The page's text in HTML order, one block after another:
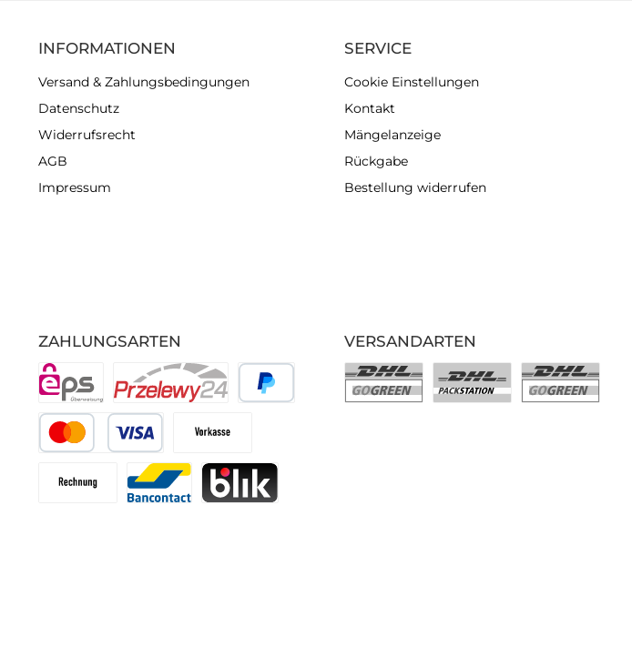
ZAHLUNGSARTEN
INFORMATIONEN
Versand & Zahlungsbedingungen
Datenschutz
Widerrufsrecht
AGB
Impressum
SERVICE
Cookie Einstellungen
Kontakt
Mängelanzeige
Rückgabe
Bestellung widerrufen
VERSANDARTEN